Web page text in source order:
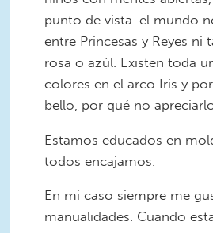
punto de vista. el mundo
entre Princesas y Reyes ni
rosa o azúl. Existen toda
colores en el arco Iris y
bello, por qué no
Estamos educados en
todos encajamos.
En mi caso siempre me
manualidades. Cuando